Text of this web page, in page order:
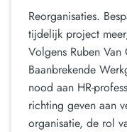
Reorganisaties.
tijdelijk project
Volgens Ruben
Baanbrekende
nood aan HR-
richting geven aan
organisatie, de rol